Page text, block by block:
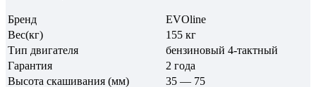
Бренд
EVOline
Вес(кг)
155 кг
Тип двигателя
бензиновый 4-тактный
Гарантия
2 года
Высота скашивания (мм)
35 — 75